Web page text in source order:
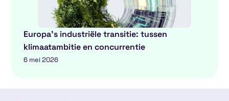
Europa’s industriële transitie: tussen
klimaatambitie en concurrentie
6 mei 2026